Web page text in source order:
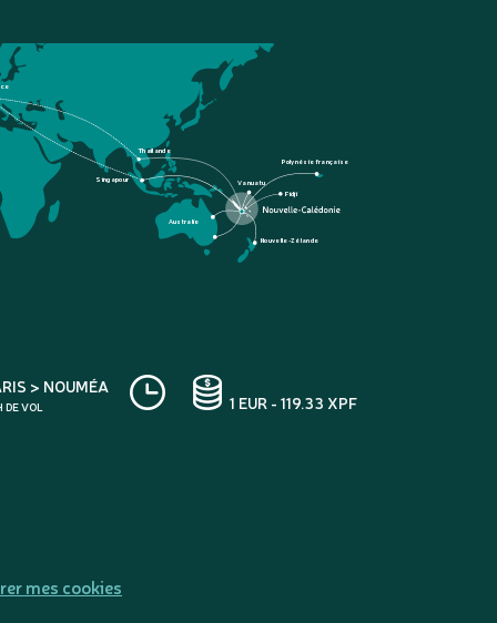
Polynésie française
Fidji
Nouvelle-Zélande
Australie
Singapour
Thaïlande
Vanuatu
> NOUMÉA
DE VOL 1 EUR - 119.33 XPF
mes cookies